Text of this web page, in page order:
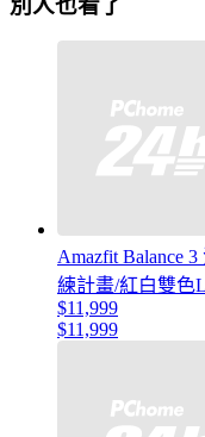
別人也看了
Amazfit Balance
練計畫/紅白雙色
$11,999
$11,999